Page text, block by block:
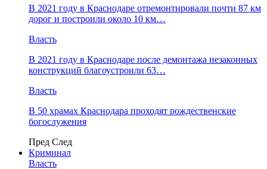
В 2021 году в Краснодаре отремонтировали почти 87 км
дорог и построили около 10 км…
Власть
В 2021 году в Краснодаре после демонтажа незаконных
конструкций благоустроили 63…
Власть
В 50 храмах Краснодара проходят рождественские
богослужения
Пред След
Криминал
Власть